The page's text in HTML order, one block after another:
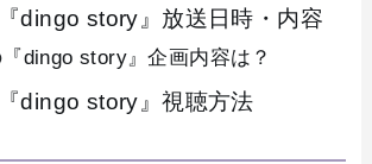
dingo story』放送日時・内容
dingo story』企画内容は？
dingo story』視聴方法